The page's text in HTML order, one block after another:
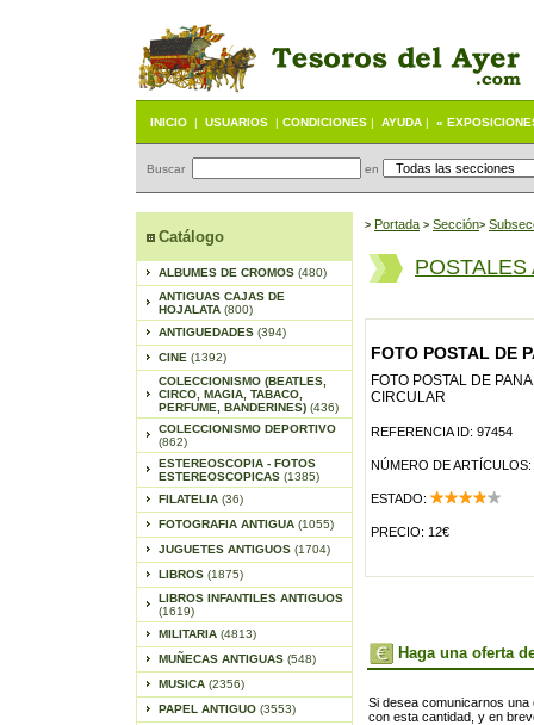
INICIO | USUARIOS | CONDICIONES | AYUDA | «
Buscar en
Catálogo
ALBUMES DE CROMOS (480)
ANTIGUAS CAJAS DE
HOJALATA (800)
ANTIGUEDADES (394)
CINE (1392)
COLECCIONISMO (BEATLES,
CIRCO, MAGIA, TABACO,
PERFUME, BANDERINES) (436)
COLECCIONISMO DEPORTIVO
(862)
ESTEREOSCOPIA - FOTOS
ESTEREOSCOPICAS (1385)
FILATELIA (36)
FOTOGRAFIA ANTIGUA (1055)
JUGUETES ANTIGUOS (1704)
LIBROS (1875)
LIBROS INFANTILES ANTIGUOS
(1619)
MILITARIA (4813)
MUÑECAS ANTIGUAS (548)
MUSICA (2356)
PAPEL ANTIGUO (3553)
> Portada > Sección>
POSTALES
FOTO POSTAL DE
FOTO POSTAL DE
CIRCULAR
REFERENCIA ID: 97454
NÚMERO DE ARTÍCULOS:
ESTADO:
PRECIO: 12€
Haga una oferta
Si desea comunicarnos
con esta cantidad, y en